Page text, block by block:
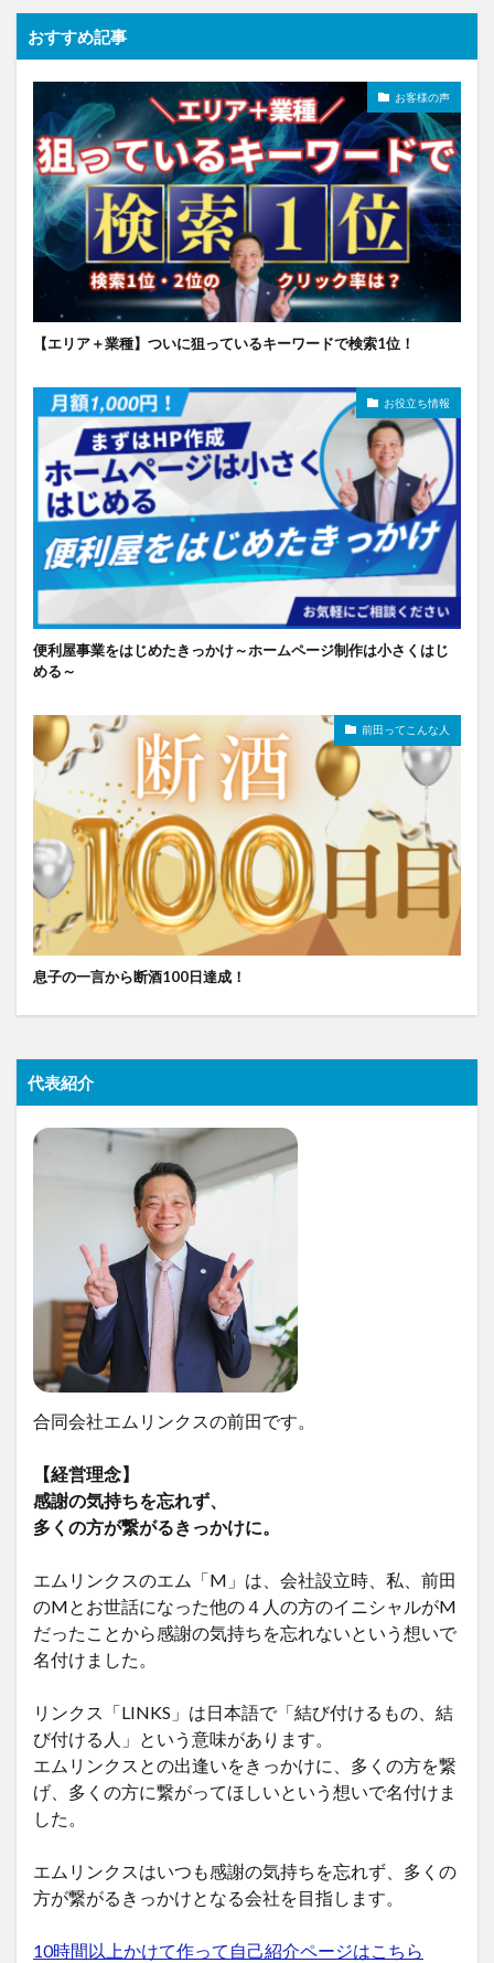
おすすめ記事
お客様の声
【エリア＋業種】ついに狙っているキーワードで検索1位！
お役立ち情報
便利屋事業をはじめたきっかけ～ホームページ制作は小さくはじ
める～
前田ってこんな人
息子の一言から断酒100日達成！
代表紹介
合同会社エムリンクスの前田です。
【経営理念】
感謝の気持ちを忘れず、
多くの方が繋がるきっかけに。
エムリンクスのエム「M」は、会社設立時、私、前田
のMとお世話になった他の４人の方のイニシャルがM
だったことから感謝の気持ちを忘れないという想いで
名付けました。
リンクス「LINKS」は日本語で「結び付けるもの、結
び付ける人」という意味があります。
エムリンクスとの出逢いをきっかけに、多くの方を繋
げ、多くの方に繋がってほしいという想いで名付けま
した。
エムリンクスはいつも感謝の気持ちを忘れず、多くの
方が繋がるきっかけとなる会社を目指します。
10時間以上かけて作って自己紹介ページはこちら